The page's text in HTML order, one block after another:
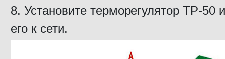
Установите терморегулятор ТР-50
его к сети.